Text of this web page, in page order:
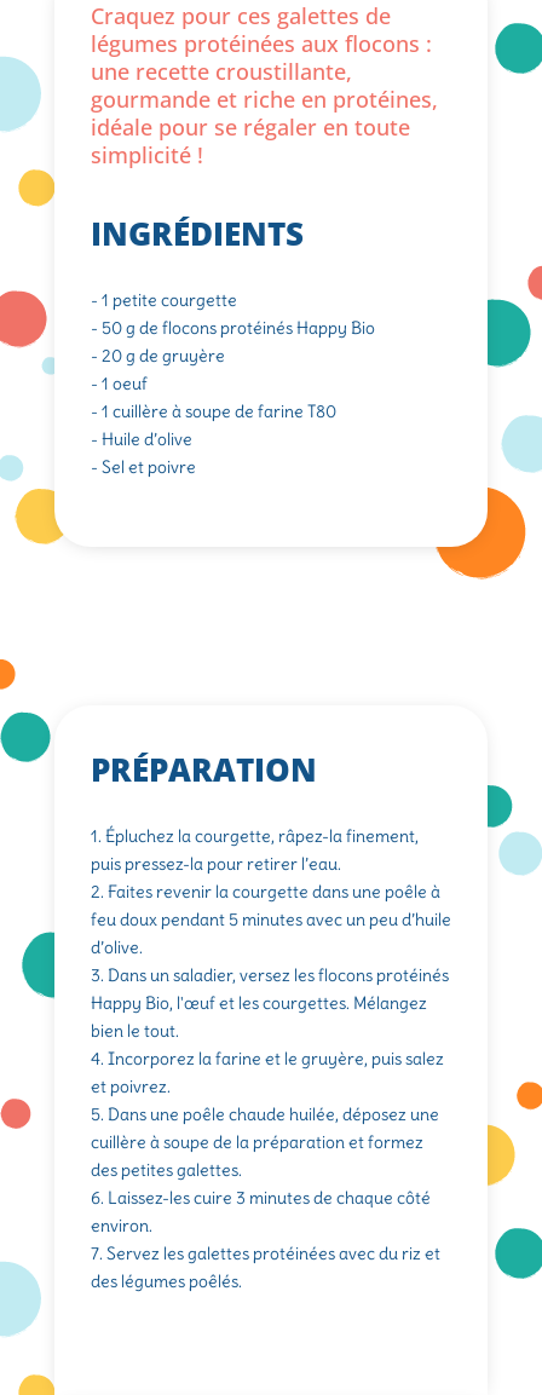
Craquez pour ces galettes de
légumes protéinées aux flocons :
une recette croustillante,
gourmande et riche en protéines,
idéale pour se régaler en toute
simplicité !
INGRÉDIENTS
- 1 petite courgette
- 50 g de flocons protéinés Happy Bio
- 20 g de gruyère
- 1 oeuf
- 1 cuillère à soupe de farine T80
- Huile d’olive
- Sel et poivre
PRÉPARATION
1. Épluchez la courgette, râpez-la finement,
puis pressez-la pour retirer l’eau.
2. Faites revenir la courgette dans une poêle à
feu doux pendant 5 minutes avec un peu d’huile
d’olive.
3. Dans un saladier, versez les flocons protéinés
Happy Bio, l'œuf et les courgettes. Mélangez
bien le tout.
4. Incorporez la farine et le gruyère, puis salez
et poivrez.
5. Dans une poêle chaude huilée, déposez une
cuillère à soupe de la préparation et formez
des petites galettes.
6. Laissez-les cuire 3 minutes de chaque côté
environ.
7. Servez les galettes protéinées avec du riz et
des légumes poêlés.